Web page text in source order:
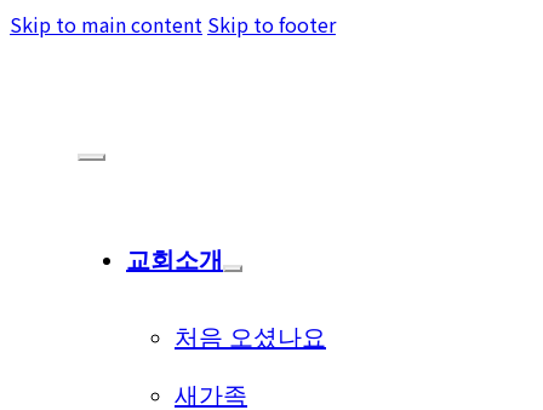
Skip to main content Skip to footer
교회소개
처음 오셨나요
새가족